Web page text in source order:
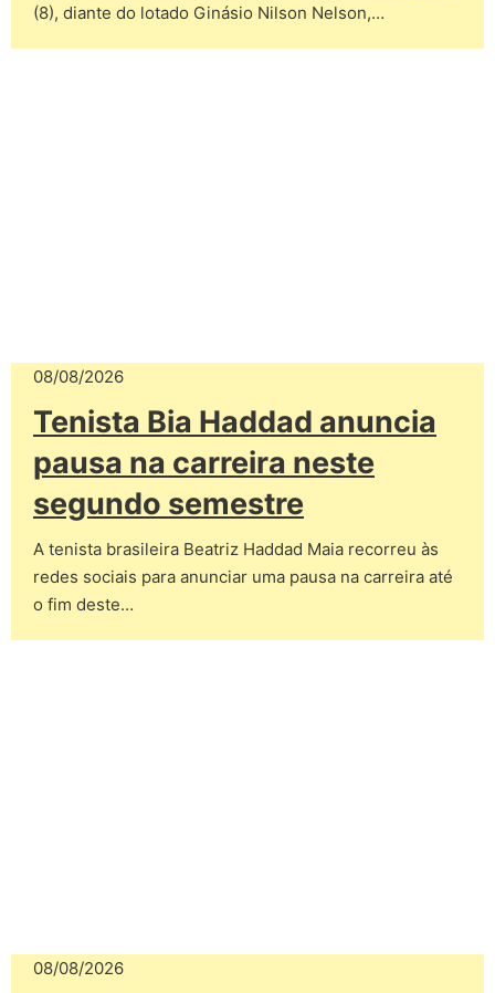
(8), diante do lotado Ginásio Nilson Nelson,…
08/08/2026
Tenista Bia Haddad anuncia
pausa na carreira neste
segundo semestre
A tenista brasileira Beatriz Haddad Maia recorreu às
redes sociais para anunciar uma pausa na carreira até
o fim deste…
08/08/2026